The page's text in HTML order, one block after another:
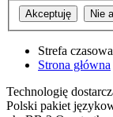
Strefa czasowa
Strona główna
Technologię
Polski pakiet